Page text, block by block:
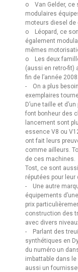
o Van Gelder, ce
modulaires
moteurs diesel de
o Léopard, ce
également
mêmes
o Les deux
(aussi en retro-fit)
fin de l’année 2008.
- On a plus
exemplaires
D’une taille et
font bonheur des
lancement sont
essence V8 ou
ont fait leurs
comme ailleurs.
de ces machines.
Tost, ce sont
réputées pour leur
- Une autre
équipements
prix
construction des
avec divers
- Parlant des
synthétiques en
du numéro un
imbattable dans
aussi un